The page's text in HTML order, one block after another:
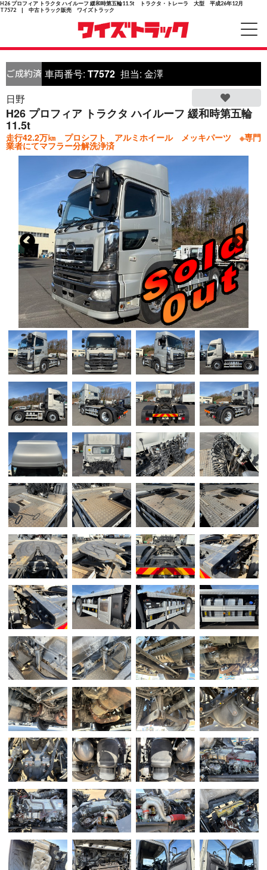
H26 プロフィア トラクタ ハイルーフ 緩和時第五輪11.5t トラクタ・トレーラ 大型 平成26年12月
T7572 | 中古トラック販売 ワイズトラック
車両番号: T7572 担当: 金澤
日野
H26 プロフィア トラクタ ハイルーフ 緩和時第五輪
11.5t
走行42.2万㎞ プロシフト アルミホイール メッキパーツ ※専門
業者にてマフラー分解洗浄済